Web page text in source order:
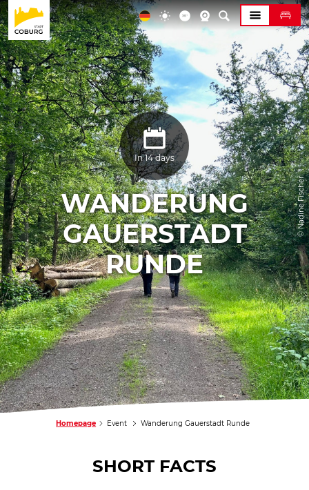
© Nadine Fischer
In 14 days
WANDERUNG
GAUERSTADT
RUNDE
Homepage Event Wanderung Gauerstadt Runde
SHORT FACTS